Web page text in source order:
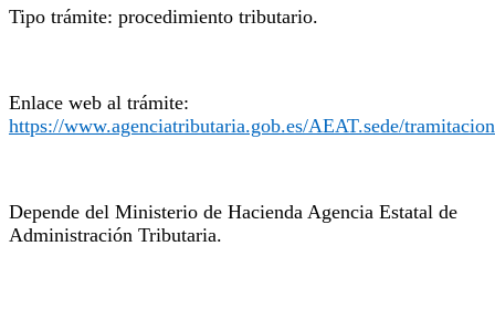
Tipo trámite: procedimiento tributario.
Enlace web al trámite:
https://www.agenciatributaria.gob.es/AEAT.sede/
Depende del Ministerio de Hacienda Agencia Estatal de
Administración Tributaria.